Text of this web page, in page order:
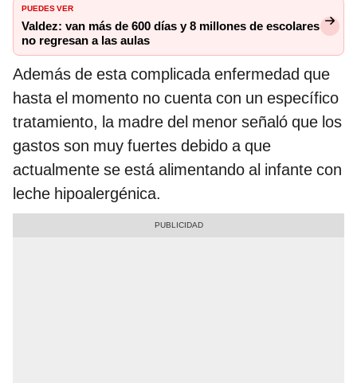
PUEDES VER
Valdez: van más de 600 días y 8 millones de escolares
no regresan a las aulas
Además de esta complicada enfermedad que
hasta el momento no cuenta con un específico
tratamiento, la madre del menor señaló que los
gastos son muy fuertes debido a que
actualmente se está alimentando al infante con
leche hipoalergénica.